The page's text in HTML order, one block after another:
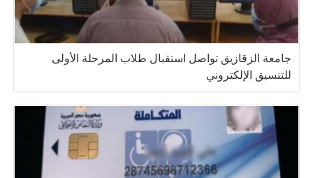
جامعة الزقازيق تواصل استقبال طلاب المرحلة الأولى
للتنسيق الإلكتروني